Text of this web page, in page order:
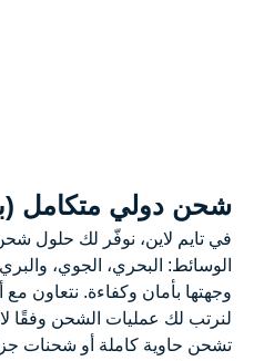
شحن دولي متكامل
في تايم لاين، نوفّر لك حلول
الوسائط: البحري، الجوي،
وجهتها بأمان وكفاءة. نتعاون
لنرتب لك عمليات الشحن وفقًا
تشحن حاوية كاملة أو شحنات